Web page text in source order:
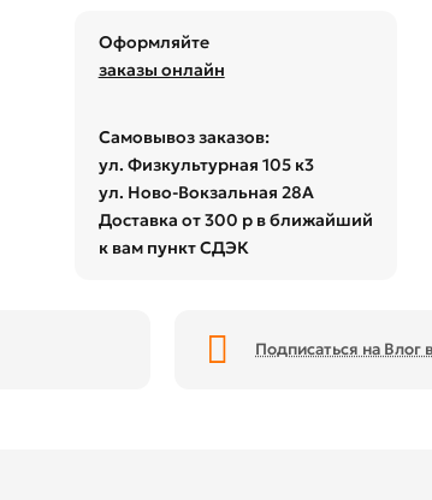
Оформляйте
заказы онлайн
Самовывоз заказов:
ул. Физкультурная 105 к3
ул. Ново-Вокзальная 28А
Доставка от 300 р в ближайший
к вам пункт СДЭК
Подписаться на Влог